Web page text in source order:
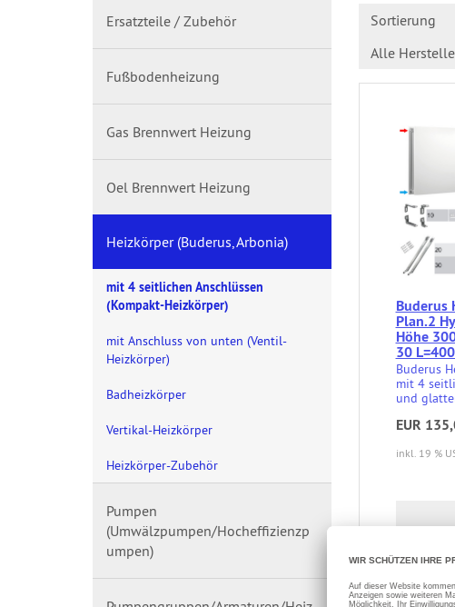
Sortierung
Alle
Buderus
Plan.2
Höhe
30
Buderus
mit 4
und
EUR
inkl. 19 %
Ersatzteile / Zubehör
Fußbodenheizung
Gas Brennwert Heizung
Oel Brennwert Heizung
Heizkörper (Buderus, Arbonia)
mit 4 seitlichen Anschlüssen
(Kompakt-Heizkörper)
mit Anschluss von unten (Ventil-
Heizkörper)
Badheizkörper
Vertikal-Heizkörper
Heizkörper-Zubehör
Pumpen
(Umwälzpumpen/Hocheffizienzp
umpen)